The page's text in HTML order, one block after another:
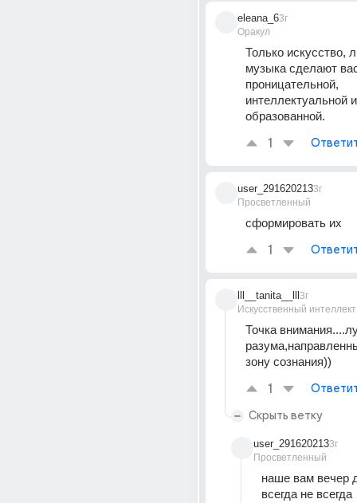
eleana_6
Оракул
3г
Только искусство,
музыка сделают
проницательной,
интеллектуальной и
образованной.
1
user_291620213
Просветленный
3г
сформировать их
1
lll__tanita__lll
Искусственный интеллект
3г
Точка
зону сознания))
1
Скрыть ветку
user_291620213
Просветленный
3г
наше вам вечер
всегда не всегда